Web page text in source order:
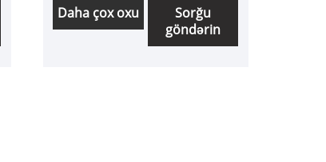
edirik. Sizinlə əməkdaşlıq
etməyi səbirsizliklə gözləyirik.
Daha çox oxu
Sorğu
göndərin